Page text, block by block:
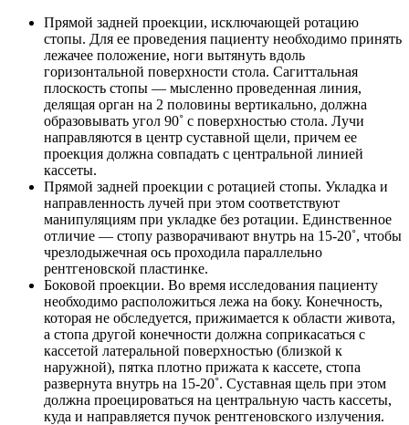
Прямой задней проекции, исключающей ротацию
стопы. Для ее проведения пациенту необходимо принять
лежачее положение, ноги вытянуть вдоль
горизонтальной поверхности стола. Сагиттальная
плоскость стопы — мысленно проведенная линия,
делящая орган на 2 половины вертикально, должна
образовывать угол 90˚ с поверхностью стола. Лучи
направляются в центр суставной щели, причем ее
проекция должна совпадать с центральной линией
кассеты.
Прямой задней проекции с ротацией стопы. Укладка и
направленность лучей при этом соответствуют
манипуляциям при укладке без ротации. Единственное
отличие — стопу разворачивают внутрь на 15-20˚, чтобы
чрезлодыжечная ось проходила параллельно
рентгеновской пластинке.
Боковой проекции. Во время исследования пациенту
необходимо расположиться лежа на боку. Конечность,
которая не обследуется, прижимается к области живота,
а стопа другой конечности должна соприкасаться с
кассетой латеральной поверхностью (близкой к
наружной), пятка плотно прижата к кассете, стопа
развернута внутрь на 15-20˚. Суставная щель при этом
должна проецироваться на центральную часть кассеты,
куда и направляется пучок рентгеновского излучения.